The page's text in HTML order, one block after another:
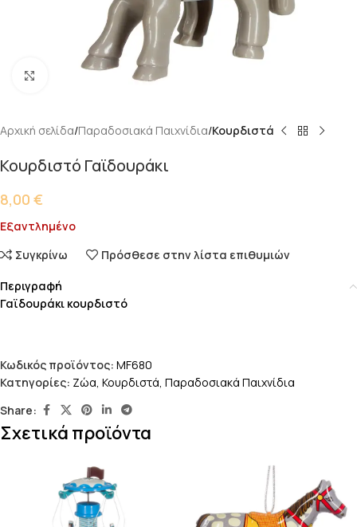
Κάντε κλικ για μεγέθυνση
Αρχική σελίδα Παραδοσιακά Παιχνίδια Κουρδιστά
Κουρδιστό Γαϊδουράκι
8,00 €
Εξαντλημένο
Συγκρίνω
Πρόσθεσε στην λίστα επιθυμιών
Περιγραφή
Γαϊδουράκι κουρδιστό
Κωδικός προϊόντος: MF680
Κατηγορίες: Ζώα, Κουρδιστά, Παραδοσιακά Παιχνίδια
Share:
Σχετικά προϊόντα